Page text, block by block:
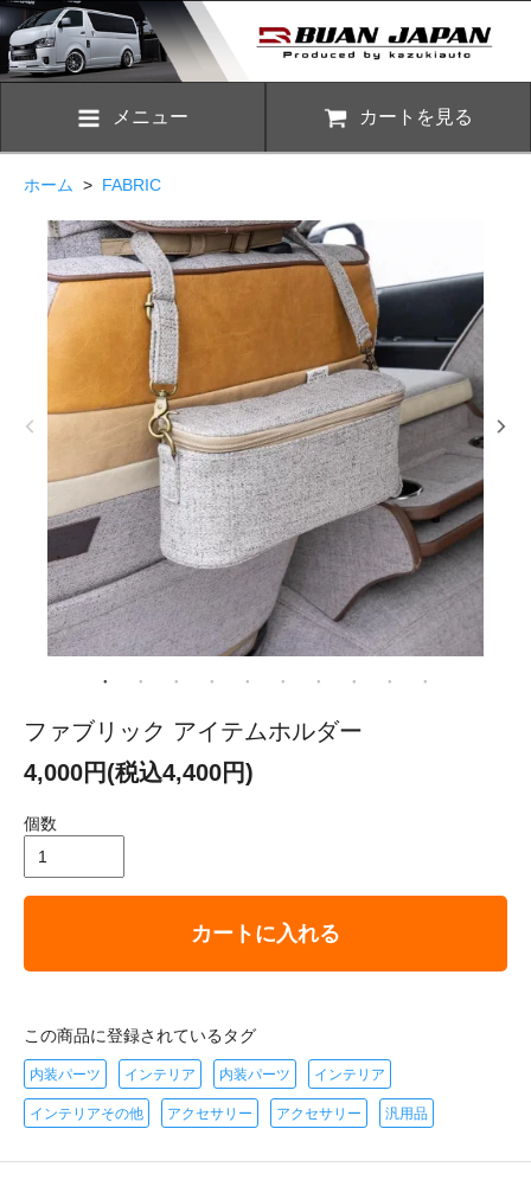
メニュー カートを見る
ホーム > FABRIC
ファブリック アイテムホルダー
4,000円(税込4,400円)
個数
カートに入れる
この商品に登録されているタグ
内装パーツ インテリア 内装パーツ インテリア
インテリアその他 アクセサリー アクセサリー 汎用品